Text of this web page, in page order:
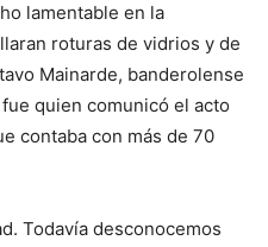
lamentable en la
roturas de vidrios y de
Mainarde, banderolense
quien comunicó el acto
contaba con más de 70
Todavía desconocemos